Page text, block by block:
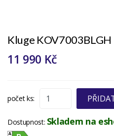
Kluge KOV7003BLGH
11 990 Kč
počet ks:
Dostupnost: Skladem na